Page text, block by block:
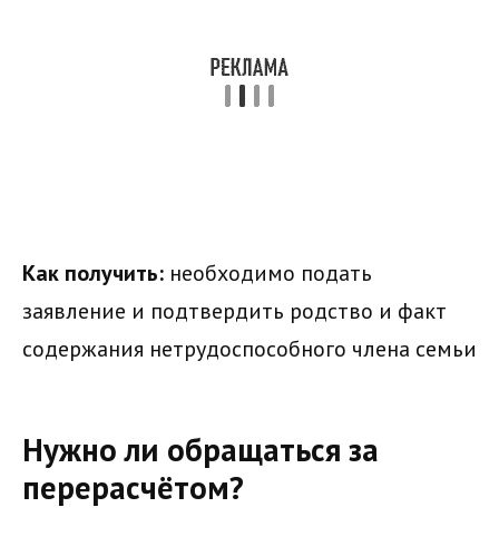
Как получить: необходимо подать
заявление и подтвердить родство и факт
содержания нетрудоспособного члена семьи
Нужно ли обращаться за
перерасчётом?